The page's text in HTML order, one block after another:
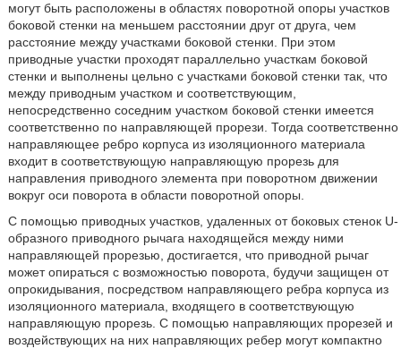
могут быть расположены в областях поворотной опоры участков
боковой стенки на меньшем расстоянии друг от друга, чем
расстояние между участками боковой стенки. При этом
приводные участки проходят параллельно участкам боковой
стенки и выполнены цельно с участками боковой стенки так, что
между приводным участком и соответствующим,
непосредственно соседним участком боковой стенки имеется
соответственно по направляющей прорези. Тогда соответственно
направляющее ребро корпуса из изоляционного материала
входит в соответствующую направляющую прорезь для
направления приводного элемента при поворотном движении
вокруг оси поворота в области поворотной опоры.
С помощью приводных участков, удаленных от боковых стенок U-
образного приводного рычага находящейся между ними
направляющей прорезью, достигается, что приводной рычаг
может опираться с возможностью поворота, будучи защищен от
опрокидывания, посредством направляющего ребра корпуса из
изоляционного материала, входящего в соответствующую
направляющую прорезь. С помощью направляющих прорезей и
воздействующих на них направляющих ребер могут компактно